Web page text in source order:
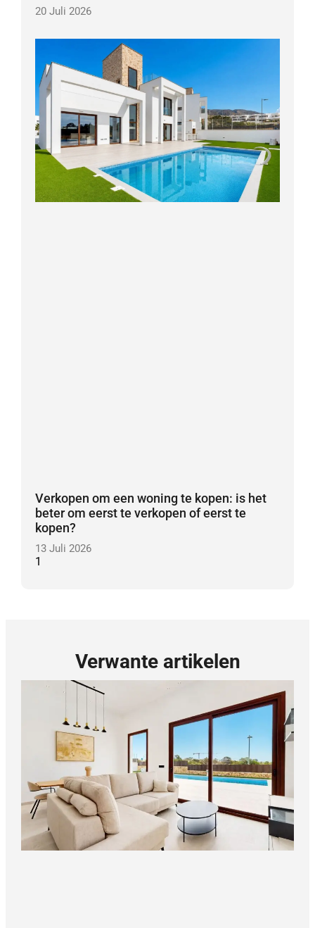
20 Juli 2026
Verkopen om een woning te kopen: is het
beter om eerst te verkopen of eerst te
kopen?
13 Juli 2026
Verwante artikelen